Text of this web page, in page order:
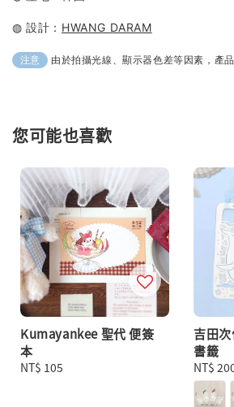
◍ 設計： HWANG DARAM
注意 由於拍攝光線、顯示器色差等因素，產
您可能也喜歡
Kumayankee 聖代 便簽
本
Regular
NT$ 105
吉田
書籤
Regular
price
NT$